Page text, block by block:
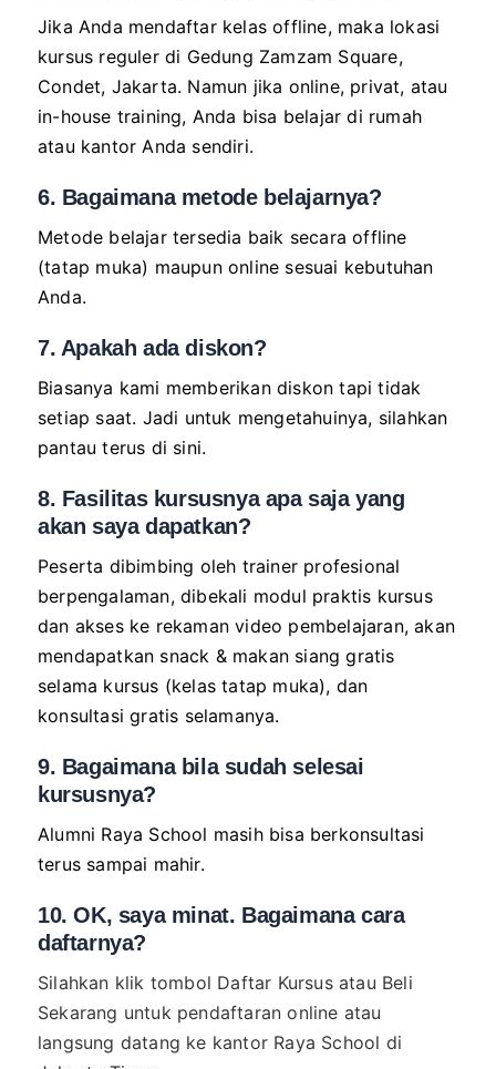
Jika Anda mendaftar kelas offline, maka lokasi
kursus reguler di Gedung Zamzam Square,
Condet, Jakarta. Namun jika online, privat, atau
in-house training, Anda bisa belajar di rumah
atau kantor Anda sendiri.
6. Bagaimana metode belajarnya?
Metode belajar tersedia baik secara offline
(tatap muka) maupun online sesuai kebutuhan
Anda.
7. Apakah ada diskon?
Biasanya kami memberikan diskon tapi tidak
setiap saat. Jadi untuk mengetahuinya, silahkan
pantau terus di sini.
8. Fasilitas kursusnya apa saja yang
akan saya dapatkan?
Peserta dibimbing oleh trainer profesional
berpengalaman, dibekali modul praktis kursus
dan akses ke rekaman video pembelajaran, akan
mendapatkan snack & makan siang gratis
selama kursus (kelas tatap muka), dan
konsultasi gratis selamanya.
9. Bagaimana bila sudah selesai
kursusnya?
Alumni Raya School masih bisa berkonsultasi
terus sampai mahir.
10. OK, saya minat. Bagaimana cara
daftarnya?
Silahkan klik tombol Daftar Kursus atau Beli
Sekarang untuk pendaftaran online atau
langsung datang ke kantor Raya School di